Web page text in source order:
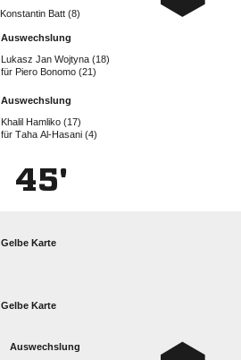
  
Auswechslung
   
für   
Auswechslung
  
für  
45'
Gelbe Karte
Gelbe Karte
Auswechslung